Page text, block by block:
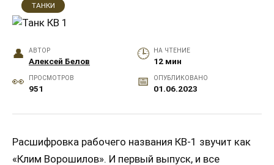
ТАНКИ
АВТОР
Алексей Белов
НА ЧТЕНИЕ
12 мин
ПРОСМОТРОВ
951
ОПУБЛИКОВАНО
01.06.2023
Расшифровка рабочего названия КВ-1 звучит как
«Клим Ворошилов». И первый выпуск, и все